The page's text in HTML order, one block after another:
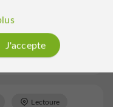
Fogo - Bal trad' &
Lectoure
J'accepte